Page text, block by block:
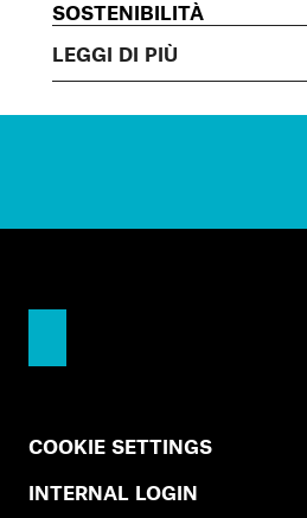
SOSTENIBILITÀ
LEGGI DI PIÙ
COOKIE SETTINGS
INTERNAL LOGIN